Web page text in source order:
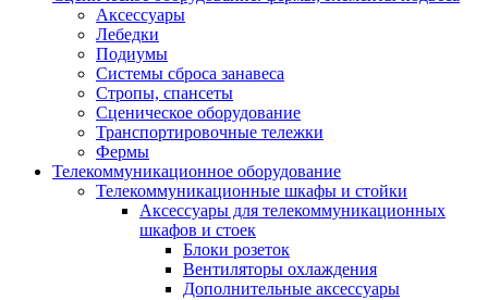
Аксессуары
Лебедки
Подиумы
Системы сброса занавеса
Стропы, спансеты
Сценическое оборудование
Транспортировочные тележки
Фермы
Телекоммуникационное оборудование
Телекоммуникационные шкафы и стойки
Аксессуары для телекоммуникационных
шкафов и стоек
Блоки розеток
Вентиляторы охлаждения
Дополнительные аксессуары